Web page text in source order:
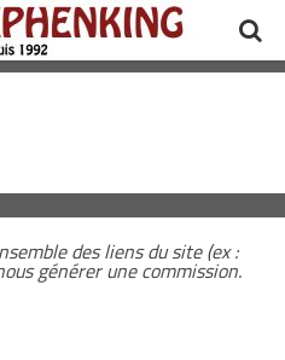
des liens du site (ex :
générer une commission.